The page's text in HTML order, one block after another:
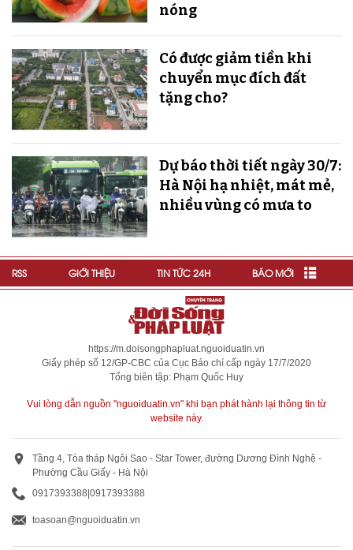
nóng
Có được giảm tiền khi
chuyển mục đích đất
tặng cho?
Dự báo thời tiết ngày 30/7:
Hà Nội hạ nhiệt, mát mẻ,
nhiều vùng có mưa to
RSS GIỚI THIỆU TIN TỨC 24H BÁO MỚI
https://m.doisongphapluat.nguoiduatin.vn
Giấy phép số 12/GP-CBC của Cục Báo chí cấp ngày 17/7/2020
Tổng biên tập: Phạm Quốc Huy
Vui lòng dẫn nguồn "nguoiduatin.vn" khi bạn phát hành lại thông tin từ
website này.
Tầng 4, Tòa tháp Ngôi Sao - Star Tower, đường Dương Đình Nghệ -
Phường Cầu Giấy - Hà Nội
0917393388|0917393388
toasoan@nguoiduatin.vn